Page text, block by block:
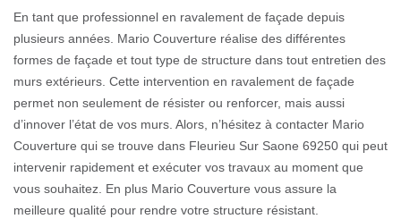
En tant que professionnel en ravalement de façade depuis
plusieurs années. Mario Couverture réalise des différentes
formes de façade et tout type de structure dans tout entretien des
murs extérieurs. Cette intervention en ravalement de façade
permet non seulement de résister ou renforcer, mais aussi
d’innover l’état de vos murs. Alors, n’hésitez à contacter Mario
Couverture qui se trouve dans Fleurieu Sur Saone 69250 qui peut
intervenir rapidement et exécuter vos travaux au moment que
vous souhaitez. En plus Mario Couverture vous assure la
meilleure qualité pour rendre votre structure résistant.